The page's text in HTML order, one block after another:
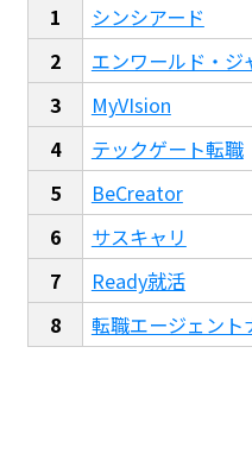
シンシアード
エンワールド・ジ
MyVIsion
テックゲート転職
BeCreator
サスキャリ
Ready就活
転職エージェント